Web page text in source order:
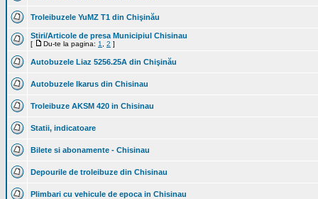
Troleibuzele YuMZ T1 din Chişinău
Stiri/Articole de presa Municipiul Chisinau
[ Du-te la pagina: 1 2 ]
Autobuzele Liaz 5256.25A din Chişinău
Autobuzele Ikarus din Chisinau
Troleibuze AKSM 420 in Chisinau
Statii, indicatoare
Bilete si abonamente - Chisinau
Depourile de troleibuze din Chisinau
Plimbari cu vehicule de epoca in Chisinau